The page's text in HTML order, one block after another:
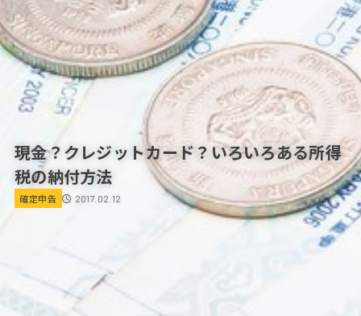
現金？クレジットカード？いろいろある所得
税の納付方法
確定申告 2017.02.12